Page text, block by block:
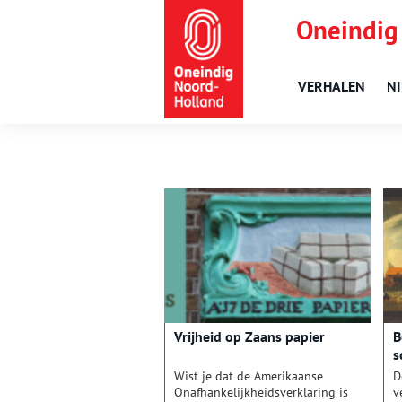
VERHALEN
Vrijheid op Zaans papier
Wist je dat de Amerikaanse
Onafhankelijkheidsverklaring is